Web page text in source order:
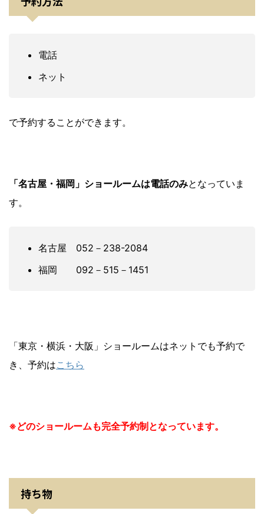
電話
ネット
で予約することができます。
「名古屋・福岡」ショールームは電話のみとなっていま
す。
名古屋 052－238-2084
福岡 092－515－1451
「東京・横浜・大阪」ショールームはネットでも予約で
き、予約はこちら
※どのショールームも完全予約制となっています。
持ち物